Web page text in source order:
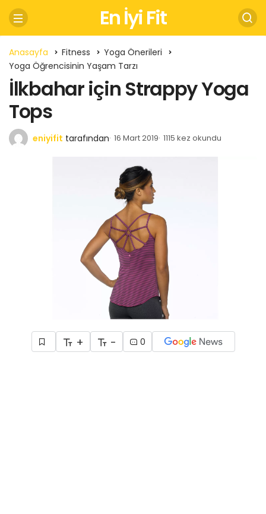
En İyi Fit
Anasayfa Fitness
Yoga Önerileri
Yoga Öğrencisinin Yaşam Tarzı
İlkbahar için Strappy Yoga
Tops
eniyifit tarafından 16 Mart 2019 1115 kez okundu
+ - 0